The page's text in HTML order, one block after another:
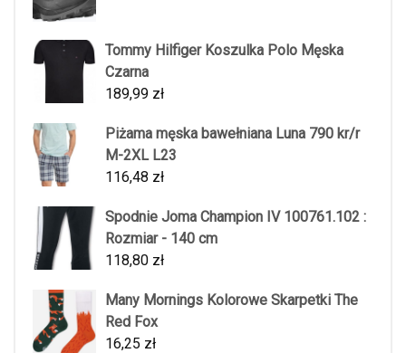
Tommy Hilfiger Koszulka Polo Męska
Czarna
189,99 zł
Piżama męska bawełniana Luna 790 kr/r
M-2XL L23
116,48 zł
Spodnie Joma Champion IV 100761.102 :
Rozmiar - 140 cm
118,80 zł
Many Mornings Kolorowe Skarpetki The
Red Fox
16,25 zł